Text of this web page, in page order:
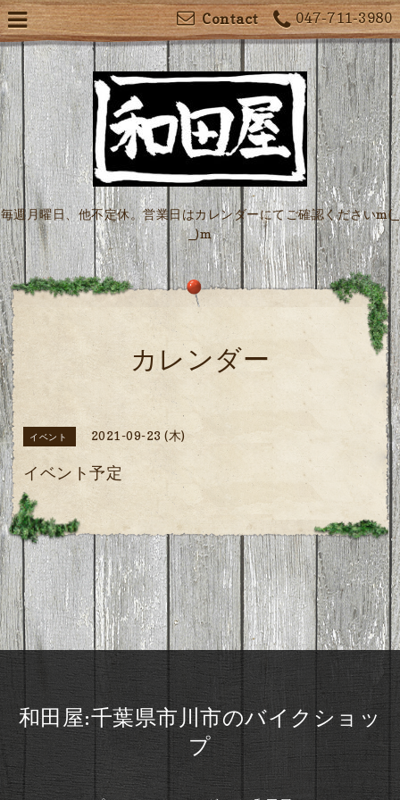
047-711-3980
Contact
毎週月曜日、他不定休。営業日はカレンダーにてご確認くださいm(_
_)m
カレンダー
イベント 2021-09-23 (木)
イベント予定
和田屋:千葉県市川市のバイクショッ
プ